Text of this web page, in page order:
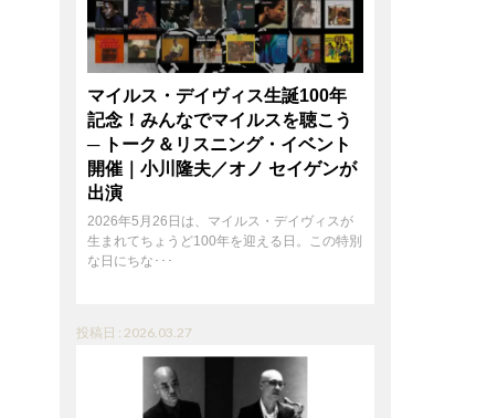
マイルス・デイヴィス生誕100年
記念！みんなでマイルスを聴こう
─ トーク＆リスニング・イベント
開催｜小川隆夫／オノ セイゲンが
出演
2026年5月26日は、マイルス・デイヴィスが
生まれてちょうど100年を迎える日。この特別
な日にちな･･･
投稿日 : 2026.03.27